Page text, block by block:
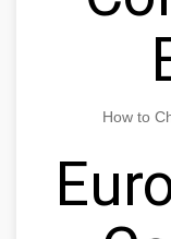
How to